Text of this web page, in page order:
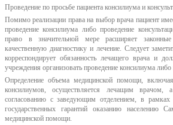
Проведение по просьбе пациента консилиума и
Помимо реализации права на выбор врача пациент
проведение консилиума либо проведение
право в значительной мере расширяет
качественную диагностику и лечение. Следует
корреспондирует обязанность лечащего врача и
учреждения организовать проведение консилиума либо
Определение объема медицинской помощи,
консилиумов, осуществляется лечащим
согласованию с заведующим отделением, в рамках
государственных гарантий оказанию населению
медицинской помощи.